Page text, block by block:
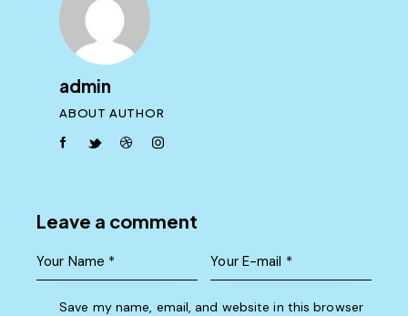
admin
ABOUT AUTHOR
facebook-
twitter-dribble-instagram
Leave a comment
Save my name, email, and website in this browser